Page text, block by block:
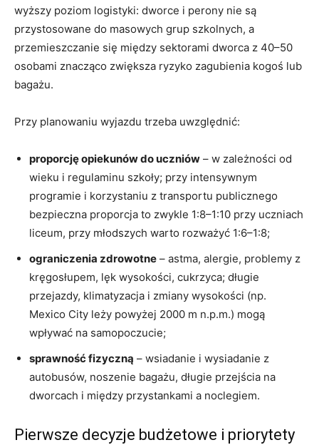
wyższy poziom logistyki: dworce i perony nie są
przystosowane do masowych grup szkolnych, a
przemieszczanie się między sektorami dworca z 40–50
osobami znacząco zwiększa ryzyko zagubienia kogoś lub
bagażu.
Przy planowaniu wyjazdu trzeba uwzględnić:
proporcję opiekunów do uczniów – w zależności od
wieku i regulaminu szkoły; przy intensywnym
programie i korzystaniu z transportu publicznego
bezpieczna proporcja to zwykle 1:8–1:10 przy uczniach
liceum, przy młodszych warto rozważyć 1:6–1:8;
ograniczenia zdrowotne – astma, alergie, problemy z
kręgosłupem, lęk wysokości, cukrzyca; długie
przejazdy, klimatyzacja i zmiany wysokości (np.
Mexico City leży powyżej 2000 m n.p.m.) mogą
wpływać na samopoczucie;
sprawność fizyczną – wsiadanie i wysiadanie z
autobusów, noszenie bagażu, długie przejścia na
dworcach i między przystankami a noclegiem.
Pierwsze decyzje budżetowe i priorytety